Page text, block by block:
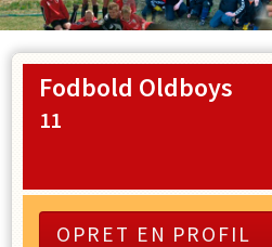
Fodbold Oldboys
11
OPRET EN PROFIL